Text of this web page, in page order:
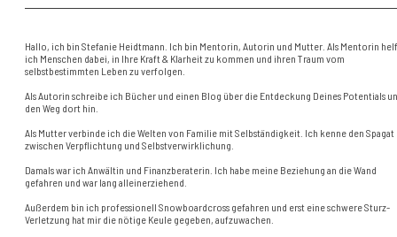
Hallo, ich bin Stefanie Heidtmann. Ich bin Mentorin, Autorin und Mutter. Als Mentorin
ich Menschen dabei, in Ihre Kraft & Klarheit zu kommen und ihren Traum vom
selbstbestimmten Leben zu verfolgen.
Als Autorin schreibe ich Bücher und einen Blog über die Entdeckung Deines Potentials
den Weg dort hin.
Als Mutter verbinde ich die Welten von Familie mit Selbständigkeit. Ich kenne den Spagat
zwischen Verpflichtung und Selbstverwirklichung.
Damals war ich Anwältin und Finanzberaterin. Ich habe meine Beziehung an die Wand
gefahren und war lang alleinerziehend.
Außerdem bin ich professionell Snowboardcross gefahren und erst eine schwere Sturz-
Verletzung hat mir die nötige Keule gegeben, aufzuwachen.